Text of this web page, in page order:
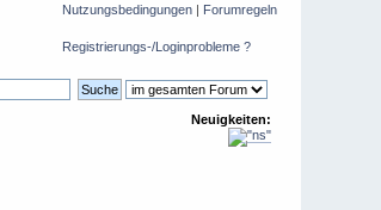
Nutzungsbedingungen| Forumregeln
Registrierungs-/Loginprobleme ?
Neuigkeiten: